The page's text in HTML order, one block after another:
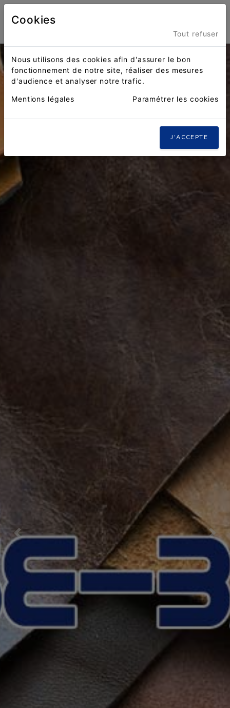
Previous Next
Cookies
Tout refuser
Nous utilisons des cookies afin d'assurer le bon
fonctionnement de notre site, réaliser des mesures
d'audience et analyser notre trafic.
Mentions légales Paramétrer les cookies
J'ACCEPTE